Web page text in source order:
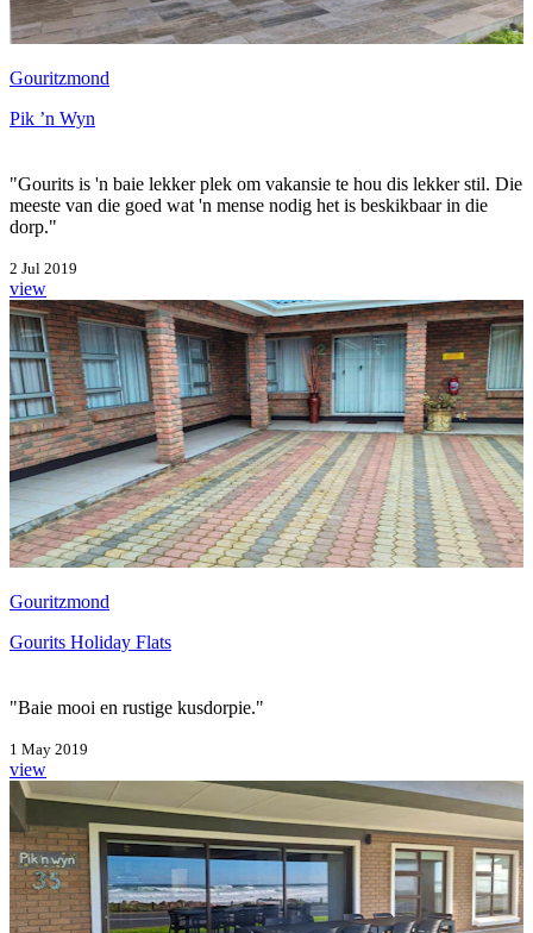
Gouritzmond
Pik ’n Wyn
"Gourits is 'n baie lekker plek om vakansie te hou dis lekker stil. Die
meeste van die goed wat 'n mense nodig het is beskikbaar in die
dorp."
2 Jul 2019
view
Gouritzmond
Gourits Holiday Flats
"Baie mooi en rustige kusdorpie."
1 May 2019
view